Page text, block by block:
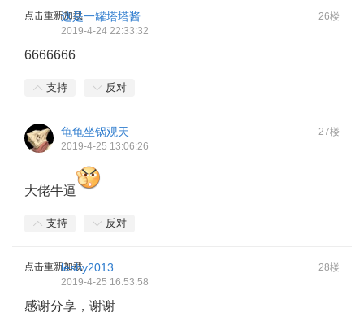
点击重新加载 26楼
这是一罐塔塔酱
2019-4-24 22:33:32
6666666
支持 反对
27楼
龟龟坐锅观天
2019-4-25 13:06:26
大佬牛逼
支持 反对
点击重新加载 28楼
leshy2013
2019-4-25 16:53:58
感谢分享，谢谢